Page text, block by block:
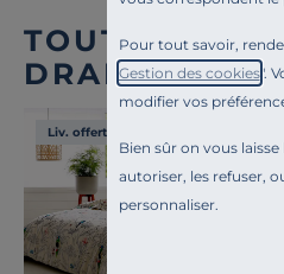
Pour tout savoir,
Gestion des cookies".
modifier vos
Bien sûr on vous laisse
autoriser, les refuser,
personnaliser.
TOUTE
DRAPS
Liv. offerte